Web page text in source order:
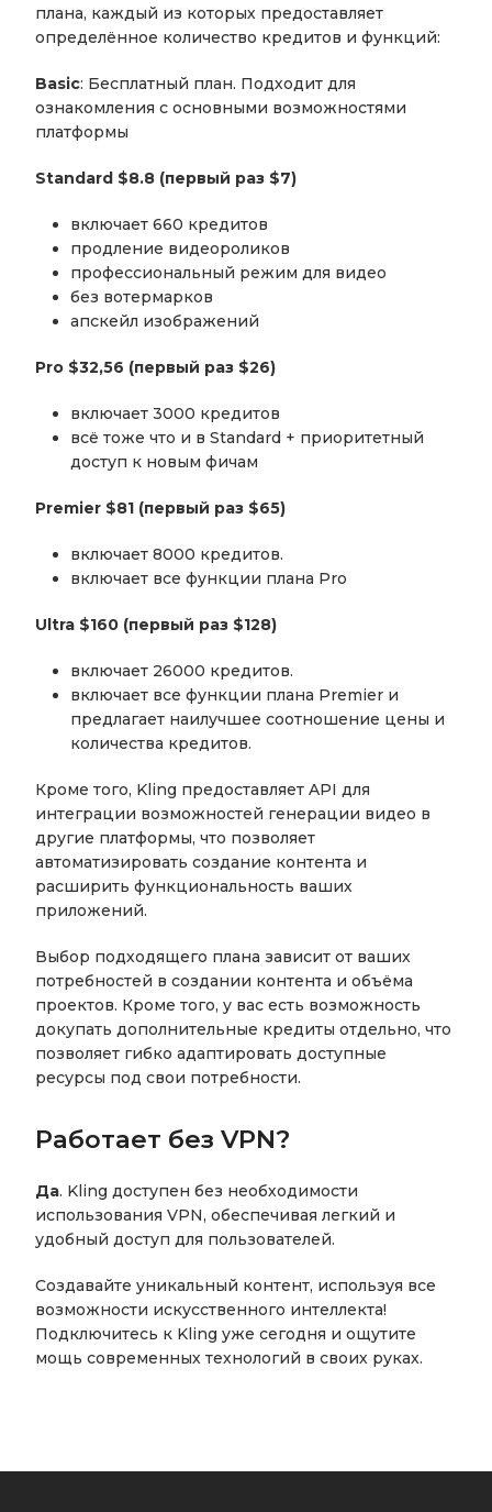
плана, каждый из которых предоставляет
определённое количество кредитов и функций:
Basic: Бесплатный план. Подходит для
ознакомления с основными возможностями
платформы
Standard $8.8 (первый раз $7)
включает 660 кредитов
продление видеороликов
профессиональный режим для видео
без вотермарков
апскейл изображений
Pro $32,56 (первый раз $26)
включает 3000 кредитов
всё тоже что и в Standard + приоритетный
доступ к новым фичам
Premier $81 (первый раз $65)
включает 8000 кредитов.
включает все функции плана Pro
Ultra $160 (первый раз $128)
включает 26000 кредитов.
включает все функции плана Premier и
предлагает наилучшее соотношение цены и
количества кредитов.
Кроме того, Kling предоставляет API для
интеграции возможностей генерации видео в
другие платформы, что позволяет
автоматизировать создание контента и
расширить функциональность ваших
приложений.
Выбор подходящего плана зависит от ваших
потребностей в создании контента и объёма
проектов. Кроме того, у вас есть возможность
докупать дополнительные кредиты отдельно, что
позволяет гибко адаптировать доступные
ресурсы под свои потребности.
Работает без VPN?
Да. Kling доступен без необходимости
использования VPN, обеспечивая легкий и
удобный доступ для пользователей.
Создавайте уникальный контент, используя все
возможности искусственного интеллекта!
Подключитесь к Kling уже сегодня и ощутите
мощь современных технологий в своих руках.